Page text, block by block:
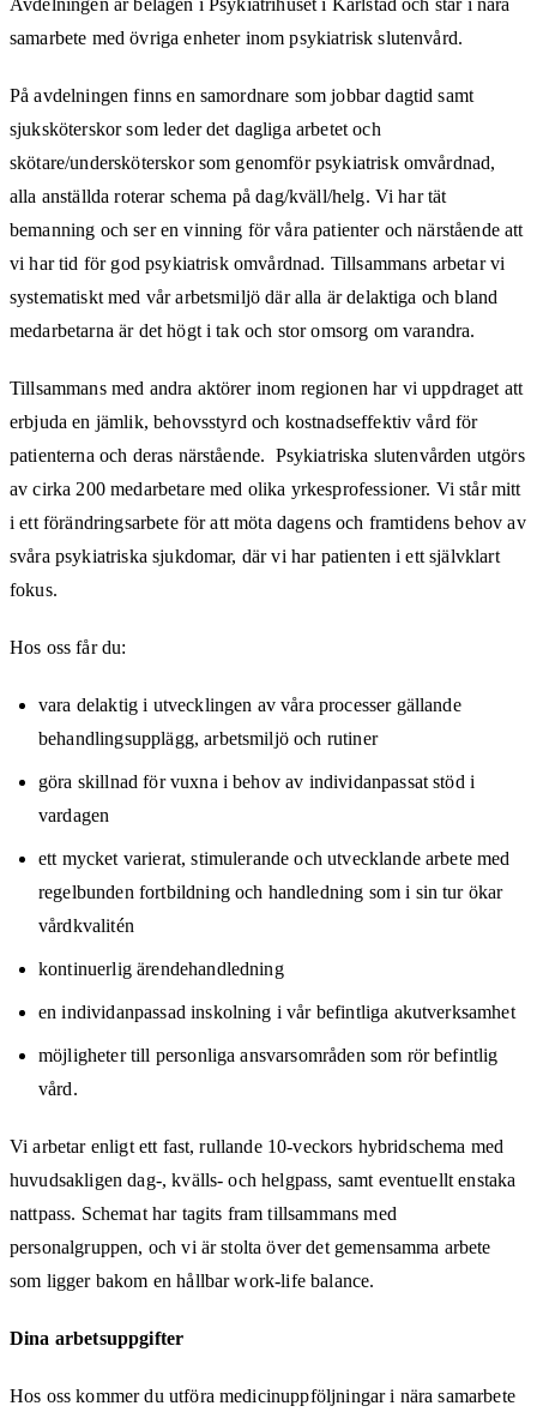
Avdelningen är belägen i Psykiatrihuset i Karlstad och står i nära
samarbete med övriga enheter inom psykiatrisk slutenvård.
På avdelningen finns en samordnare som jobbar dagtid samt
sjuksköterskor som leder det dagliga arbetet och
skötare/undersköterskor som genomför psykiatrisk omvårdnad,
alla anställda roterar schema på dag/kväll/helg. Vi har tät
bemanning och ser en vinning för våra patienter och närstående att
vi har tid för god psykiatrisk omvårdnad. Tillsammans arbetar vi
systematiskt med vår arbetsmiljö där alla är delaktiga och bland
medarbetarna är det högt i tak och stor omsorg om varandra.
Tillsammans med andra aktörer inom regionen har vi uppdraget att
erbjuda en jämlik, behovsstyrd och kostnadseffektiv vård för
patienterna och deras närstående. Psykiatriska slutenvården utgörs
av cirka 200 medarbetare med olika yrkesprofessioner. Vi står mitt
i ett förändringsarbete för att möta dagens och framtidens behov av
svåra psykiatriska sjukdomar, där vi har patienten i ett självklart
fokus.
Hos oss får du:
vara delaktig i utvecklingen av våra processer gällande
behandlingsupplägg, arbetsmiljö och rutiner
göra skillnad för vuxna i behov av individanpassat stöd i
vardagen
ett mycket varierat, stimulerande och utvecklande arbete med
regelbunden fortbildning och handledning som i sin tur ökar
vårdkvalitén
kontinuerlig ärendehandledning
en individanpassad inskolning i vår befintliga akutverksamhet
möjligheter till personliga ansvarsområden som rör befintlig
vård.
Vi arbetar enligt ett fast, rullande 10‑veckors hybridschema med
huvudsakligen dag-, kvälls- och helgpass, samt eventuellt enstaka
nattpass. Schemat har tagits fram tillsammans med
personalgruppen, och vi är stolta över det gemensamma arbete
som ligger bakom en hållbar work-life balance.
Dina arbetsuppgifter
Hos oss kommer du utföra medicinuppföljningar i nära samarbete